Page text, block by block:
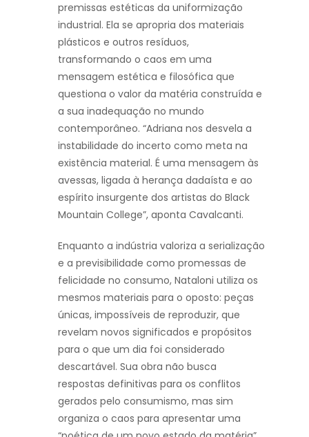
premissas estéticas da uniformização
industrial. Ela se apropria dos materiais
plásticos e outros resíduos,
transformando o caos em uma
mensagem estética e filosófica que
questiona o valor da matéria construída e
a sua inadequação no mundo
contemporâneo. “Adriana nos desvela a
instabilidade do incerto como meta na
existência material. É uma mensagem às
avessas, ligada à herança dadaísta e ao
espírito insurgente dos artistas do Black
Mountain College”, aponta Cavalcanti.
Enquanto a indústria valoriza a serialização
e a previsibilidade como promessas de
felicidade no consumo, Nataloni utiliza os
mesmos materiais para o oposto: peças
únicas, impossíveis de reproduzir, que
revelam novos significados e propósitos
para o que um dia foi considerado
descartável. Sua obra não busca
respostas definitivas para os conflitos
gerados pelo consumismo, mas sim
organiza o caos para apresentar uma